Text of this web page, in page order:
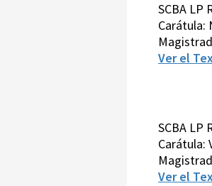
SCBA LP
Carátula:
Ver el
SCBA LP
Carátula:
Ver el